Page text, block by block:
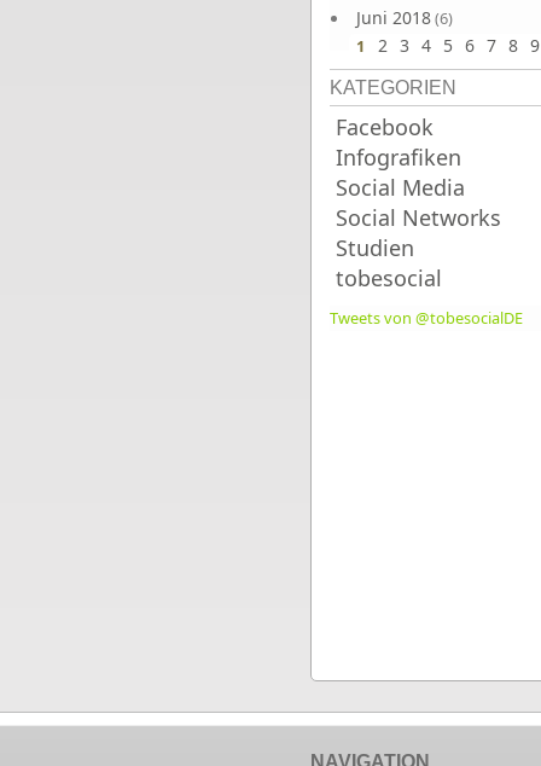
Juni 2018(6)
1 2 3 4 5 6 7 8 9
KATEGORIEN
Facebook
Infografiken
Social Media
Social Networks
Studien
tobesocial
Tweets von @tobesocialDE
NAVIGATION